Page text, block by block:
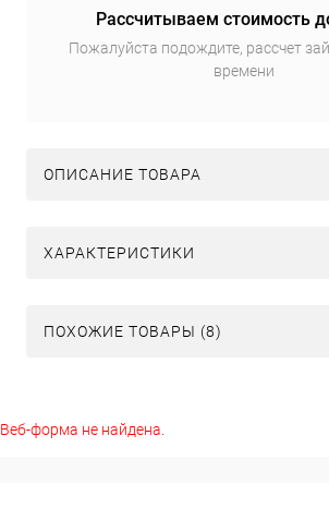
Рассчитываем стоимость
Пожалуйста подождите, рассчет
времени
ОПИСАНИЕ ТОВАРА
ХАРАКТЕРИСТИКИ
ПОХОЖИЕ ТОВАРЫ (8)
Веб-форма не найдена.